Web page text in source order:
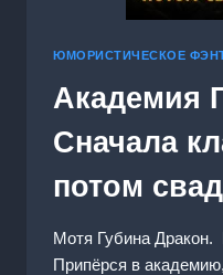
ЮМОРИСТИЧЕСКОЕ
Академия
Сначала
потом
Мотя Губина
Припёрся в